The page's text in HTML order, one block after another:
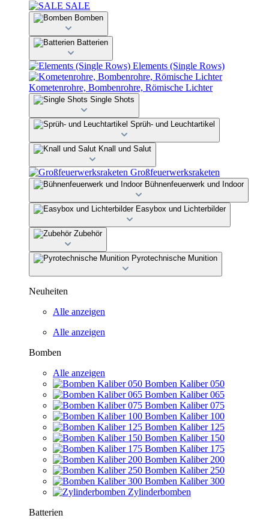
SALE
Bomben
Batterien
Elements (Single Rows)
Kometenrohre, Bombenrohre, Römische Lichter
Single Shots
Sprüh- und Leuchtartikel
Knall und Salut
Großfeuerwerksraketen
Bühnenfeuerwerk und Indoor
Easybox und Lichterbilder
Zubehör
Pyrotechnische Munition
Neuheiten
Alle anzeigen
Alle anzeigen
Bomben
Alle anzeigen
Bomben Kaliber 050
Bomben Kaliber 065
Bomben Kaliber 075
Bomben Kaliber 100
Bomben Kaliber 125
Bomben Kaliber 150
Bomben Kaliber 175
Bomben Kaliber 200
Bomben Kaliber 250
Bomben Kaliber 300
Zylinderbomben
Batterien